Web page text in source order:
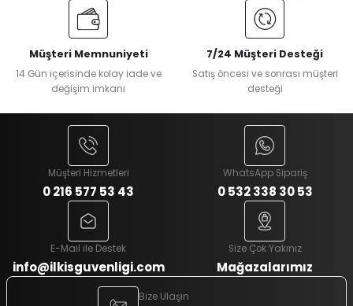
Müşteri Memnuniyeti
14 Gün içerisinde kolay iade ve
değişim imkanı
7/24 Müşteri Desteği
Satış öncesi ve sonrası müşteri
desteği
Müşteri Hizmetleri
0 216 577 53 43
WhatsApp Sipariş
0 532 338 30 53
E-Mail ile Destek
info@ilkisguvenligi.com
Size Çok Yakınız
Mağazalarımız
Bize Ulaşın